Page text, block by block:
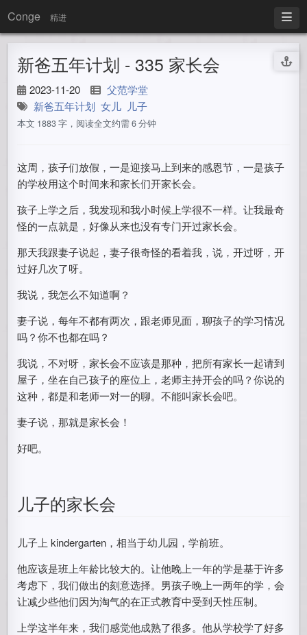
Conge 精进
新爸五年计划 - 335 家长会
2023-11-20
父范学堂
新爸五年计划 女儿 儿子
本文 1883 字，阅读全文约需 6 分钟
这周，孩子们放假，一是迎接马上到来的感恩节，一是孩子
的学校用这个时间来和家长们开家长会。
孩子上学之后，我发现和我小时候上学很不一样。让我最奇
怪的一点就是，好像从来也没有专门开过家长会。
那天我跟妻子说起，妻子很奇怪的看着我，说，开过呀，开
过好几次了呀。
我说，我怎么不知道啊？
妻子说，每年不都有两次，跟老师见面，聊孩子的学习情况
吗？你不也都在吗？
我说，不对呀，家长会不应该是那种，把所有家长一起请到
屋子，坐在自己孩子的座位上，老师主持开会的吗？你说的
这种，都是和老师一对一的聊。不能叫家长会吧。
妻子说，那就是家长会！
好吧。
儿子的家长会
儿子上 kindergarten，相当于幼儿园，学前班。
他应该是班上年龄比较大的。让他晚上一年的学是基于许多
考虑下，我们做出的刻意选择。男孩子晚上一两年的学，会
让减少些他们因为淘气的在正式教育中受到天性压制。
上学这半年来，我们感觉他成熟了很多。他从学校学了好多